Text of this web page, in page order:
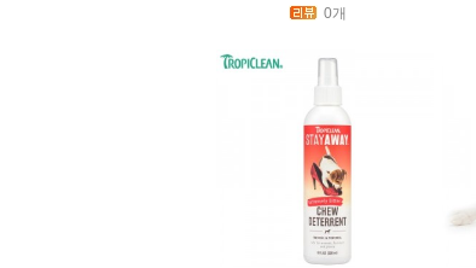
0개